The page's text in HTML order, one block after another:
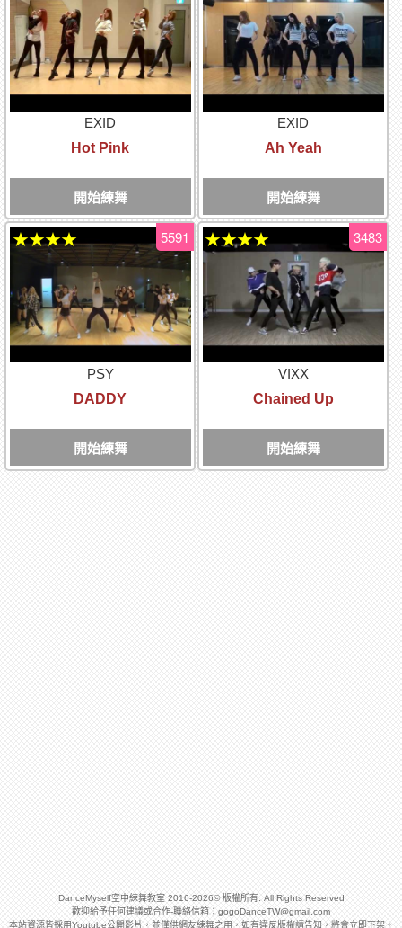
EXID
Hot Pink
開始練舞
EXID
Ah Yeah
開始練舞
PSY
DADDY
開始練舞
5591
★★★★
VIXX
Chained Up
開始練舞
3483
★★★★
DanceMyself空中練舞教室 2016-2026© 版權所有. All Rights Reserved
歡迎給予任何建議或合作-聯絡信箱： gogoDanceTW@gmail.com
本站資源皆採用Youtube公開影片，並僅供網友練舞之用，如有違反版權請告知，將會立即下架。